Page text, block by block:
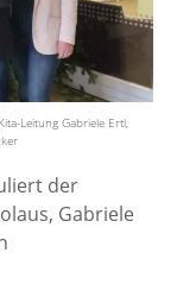
Leitung Gabriele Ertl,
der
Gabriele